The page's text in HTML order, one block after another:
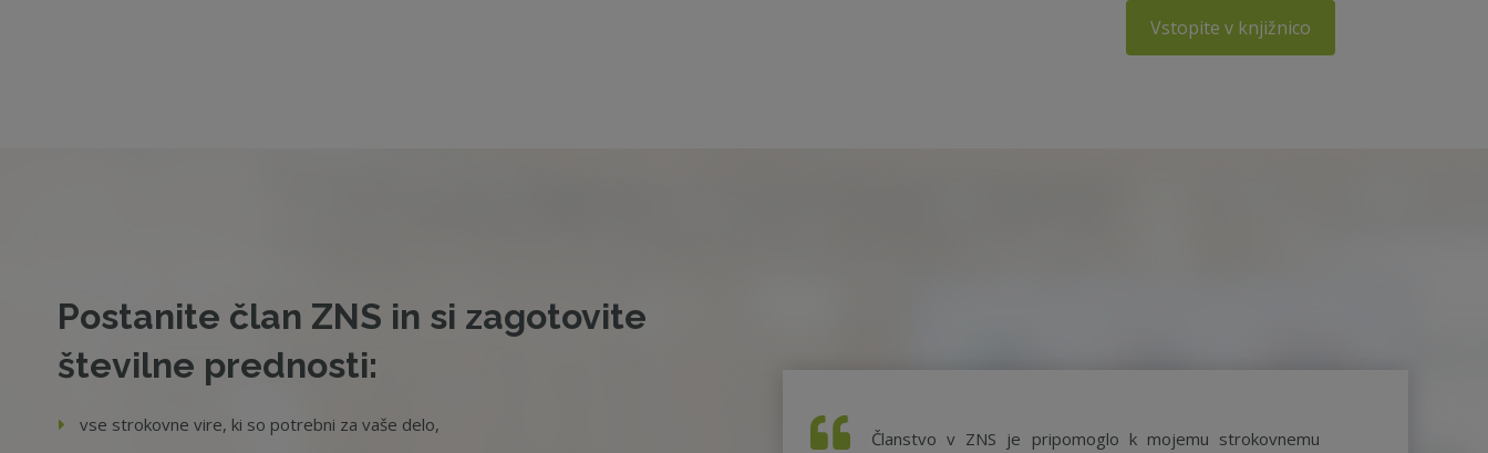
Vstopite v knjižnico
Postanite član ZNS in si zagotovite
številne prednosti:
vse strokovne vire, ki so potrebni za vaše delo,
Članstvo v ZNS je pripomoglo k mojemu strokovnemu